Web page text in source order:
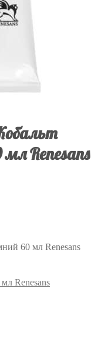
Renesans
60 мл Renesans
Renesans